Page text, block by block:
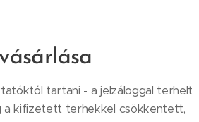
tartani - a jelzáloggal terhelt
a kifizetett terhekkel csökkentett,